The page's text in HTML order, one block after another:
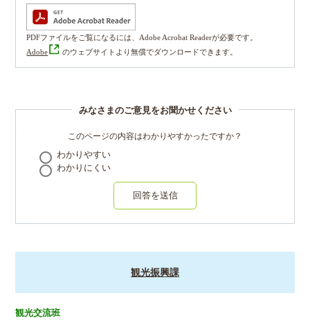
PDFファイルをご覧になるには、Adobe Acrobat Readerが必要です。
Adobe
のウェブサイトより無償でダウンロードできます。
みなさまのご意見をお聞かせください
このページの内容はわかりやすかったですか？
わかりやすい
わかりにくい
回答を送信
観光振興課
観光交流班